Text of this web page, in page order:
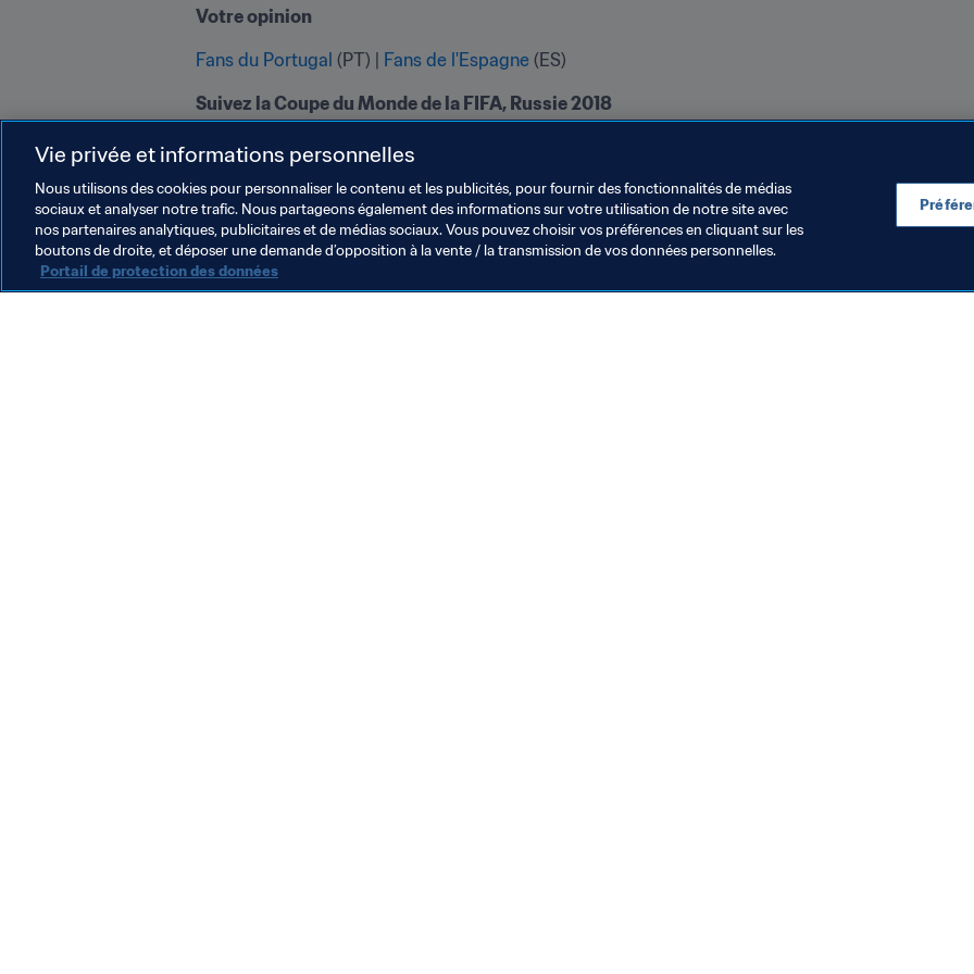
Votre opinion
Fans du Portugal (PT) | Fans de l'Espagne (ES)
sur Twitter | sur Facebook | sur Instagram
Vie privée et informations personnelles
Nous utilisons des cookies pour personnaliser le contenu et les publicités, pour fournir des fonctionnalités de médias
sociaux et analyser notre trafic. Nous partageons également des informations sur votre utilisation de notre site avec
nos partenaires analytiques, publicitaires et de médias sociaux. Vous pouvez choisir vos préférences en cliquant sur les
boutons de droite, et déposer une demande d’opposition à la vente / la transmission de vos données personnelles.
Portail de protection des données